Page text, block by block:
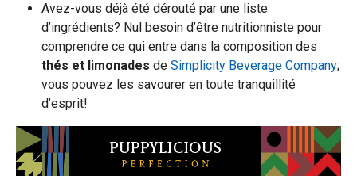
Avez-vous déjà été dérouté par une liste
d’ingrédients? Nul besoin d’être nutritionniste pour
comprendre ce qui entre dans la composition des
thés et limonades de Simplicity Beverage Company;
vous pouvez les savourer en toute tranquillité
d’esprit!